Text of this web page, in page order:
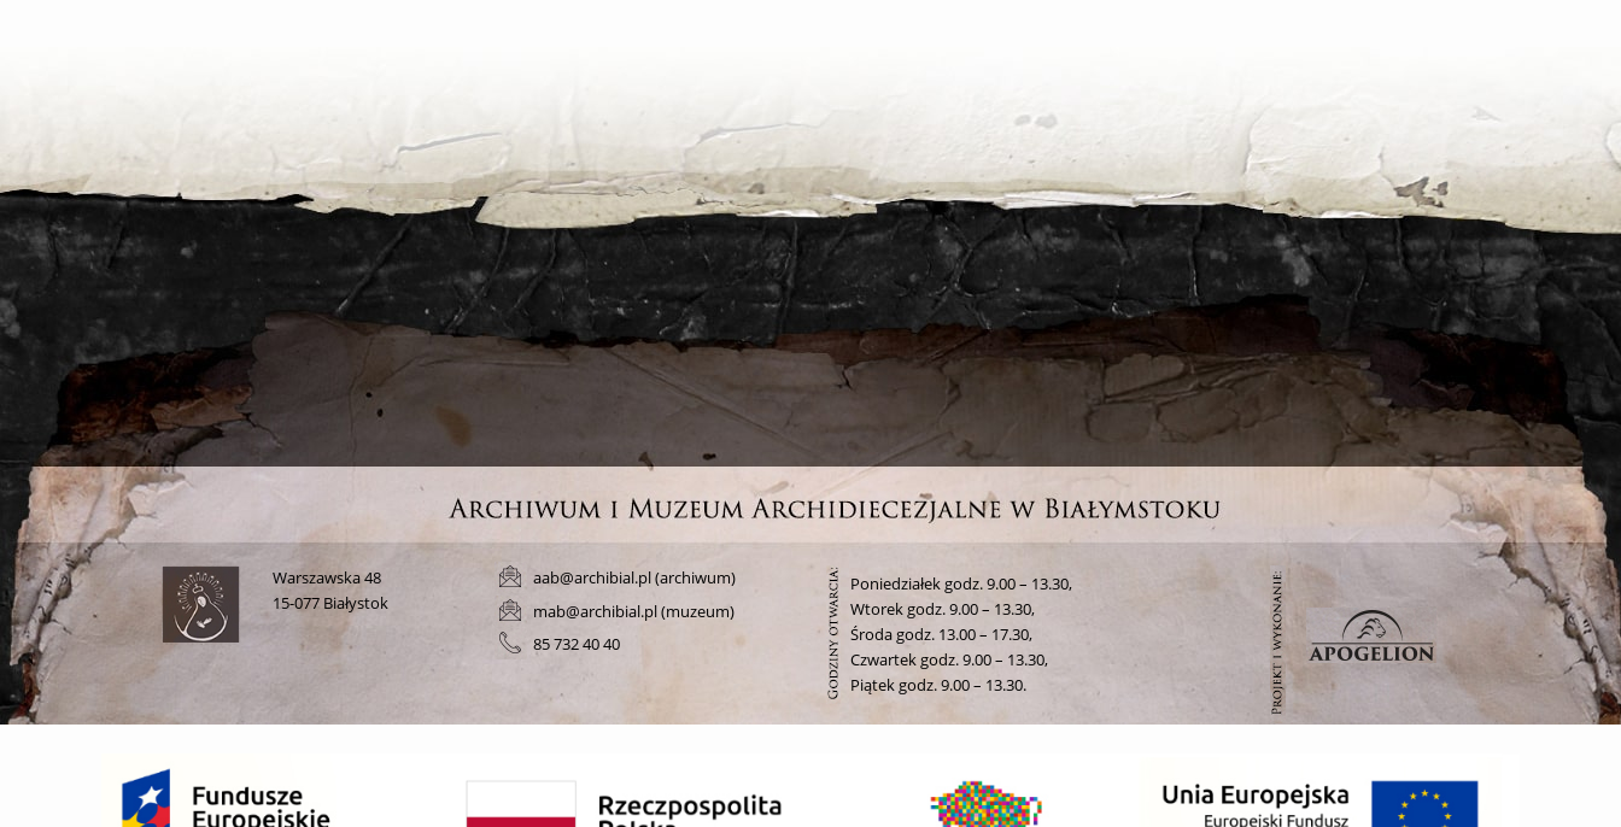
Warszawska 48
15-077 Białystok
aab@archibial.pl (archiwum)
mab@archibial.pl (muzeum)
85 732 40 40
Poniedziałek godz. 9.00 – 13.30,
Wtorek godz. 9.00 – 13.30,
Środa godz. 13.00 – 17.30,
Czwartek godz. 9.00 – 13.30,
Piątek godz. 9.00 – 13.30.